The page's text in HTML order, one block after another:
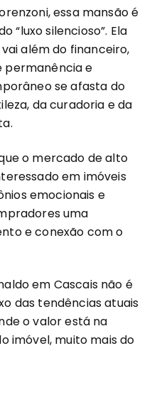
essa mansão é
“luxo silencioso”. Ela
além do financeiro,
permanência e
se afasta do
da curadoria e da
o mercado de alto
em imóveis
emocionais e
uma
e conexão com o
em Cascais não é
das tendências atuais
o valor está na
imóvel, muito mais do